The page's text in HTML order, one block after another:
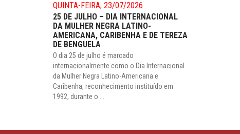
QUINTA-FEIRA, 23/07/2026
25 DE JULHO – DIA INTERNACIONAL
DA MULHER NEGRA LATINO-
AMERICANA, CARIBENHA E DE TEREZA
DE BENGUELA
O dia 25 de julho é marcado
internacionalmente como o Dia Internacional
da Mulher Negra Latino-Americana e
Caribenha, reconhecimento instituído em
1992, durante o ...